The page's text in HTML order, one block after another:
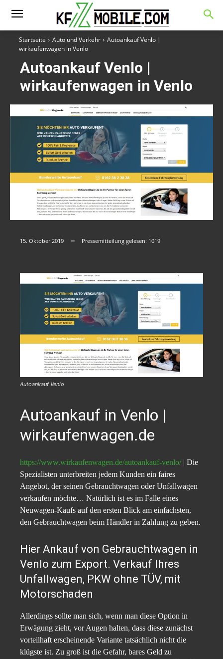
Startseite Auto und Verkehr
Autoankauf Venlo |
wirkaufenwagen in Venlo
Autoankauf Venlo |
wirkaufenwagen in Venlo
15. Oktober 2019 Pressemitteilung gelesen: 1019
Autoankauf Venlo
Autoankauf in Venlo |
wirkaufenwagen.de
https://www.wirkaufenwagen.de/autoankauf-venlo/| Die
Spezialisten unterbreiten jedem Kunden ein faires
Angebot, der seinen Gebrauchtwagen oder Unfallwagen
verkaufen möchte… Natürlich ist es im Falle eines
Neuwagen-Kaufs auf den ersten Blick am einfachsten,
den Gebrauchtwagen beim Händler in Zahlung zu geben.
Hier Ankauf von Gebrauchtwagen in
Venlo zum Export. Verkauf Ihres
Unfallwagen, PKW ohne TÜV, mit
Motorschaden
Allerdings sollte man sich, wenn man diese Option in
Erwägung zieht, vor Augen halten, dass diese zunächst
vorteilhaft erscheinende Variante tatsächlich nicht die
klügste ist. Zu groß ist die Gefahr, bares Geld zu